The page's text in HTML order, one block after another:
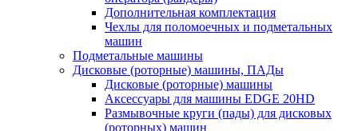
Дополнительная комплектация
Чехлы для поломоечных и подметальных
машин
Подметальные машины
Дисковые (роторные) машины, ПАДы
Дисковые (роторные) машины
Аксессуары для машины EDGE 20HD
Размывочные круги (пады) для дисковых
(роторных) машин